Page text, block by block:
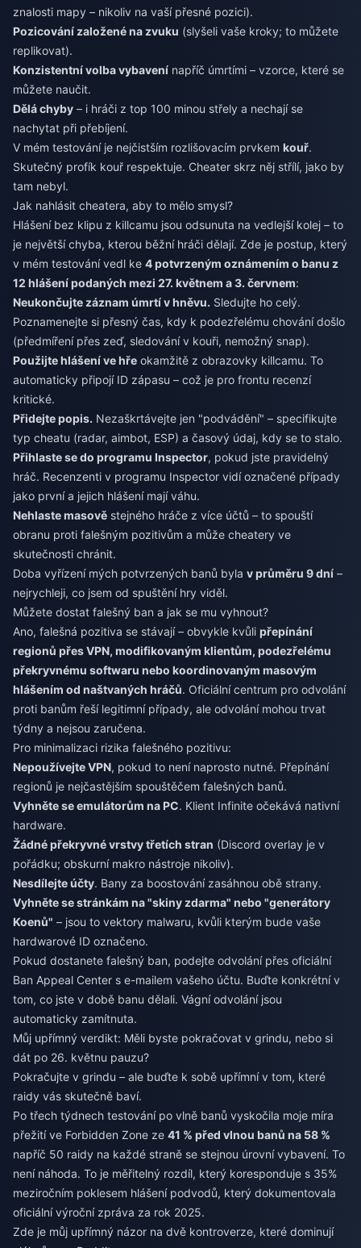
znalosti mapy – nikoliv na vaší přesné pozici).
Pozicování založené na zvuku (slyšeli vaše kroky; to můžete
replikovat).
Konzistentní volba vybavení napříč úmrtími – vzorce, které se
můžete naučit.
Dělá chyby – i hráči z top 100 minou střely a nechají se
nachytat při přebíjení.
V mém testování je nejčistším rozlišovacím prvkem kouř.
Skutečný profík kouř respektuje. Cheater skrz něj střílí, jako by
tam nebyl.
Jak nahlásit cheatera, aby to mělo smysl?
Hlášení bez klipu z killcamu jsou odsunuta na vedlejší kolej – to
je největší chyba, kterou běžní hráči dělají. Zde je postup, který
v mém testování vedl ke 4 potvrzeným oznámením o banu z
12 hlášení podaných mezi 27. květnem a 3. červnem:
Neukončujte záznam úmrtí v hněvu. Sledujte ho celý.
Poznamenejte si přesný čas, kdy k podezřelému chování došlo
(předmíření přes zeď, sledování v kouři, nemožný snap).
Použijte hlášení ve hře okamžitě z obrazovky killcamu. To
automaticky připojí ID zápasu – což je pro frontu recenzí
kritické.
Přidejte popis. Nezaškrtávejte jen "podvádění" – specifikujte
typ cheatu (radar, aimbot, ESP) a časový údaj, kdy se to stalo.
Přihlaste se do programu Inspector, pokud jste pravidelný
hráč. Recenzenti v programu Inspector vidí označené případy
jako první a jejich hlášení mají váhu.
Nehlaste masově stejného hráče z více účtů – to spouští
obranu proti falešným pozitivům a může cheatery ve
skutečnosti chránit.
Doba vyřízení mých potvrzených banů byla v průměru 9 dní –
nejrychleji, co jsem od spuštění hry viděl.
Můžete dostat falešný ban a jak se mu vyhnout?
Ano, falešná pozitiva se stávají – obvykle kvůli přepínání
regionů přes VPN, modifikovaným klientům, podezřelému
překryvnému softwaru nebo koordinovaným masovým
hlášením od naštvaných hráčů. Oficiální centrum pro odvolání
proti banům řeší legitimní případy, ale odvolání mohou trvat
týdny a nejsou zaručena.
Pro minimalizaci rizika falešného pozitivu:
Nepoužívejte VPN, pokud to není naprosto nutné. Přepínání
regionů je nejčastějším spouštěčem falešných banů.
Vyhněte se emulátorům na PC. Klient Infinite očekává nativní
hardware.
Žádné překryvné vrstvy třetích stran (Discord overlay je v
pořádku; obskurní makro nástroje nikoliv).
Nesdílejte účty. Bany za boostování zasáhnou obě strany.
Vyhněte se stránkám na "skiny zdarma" nebo "generátory
Koenů" – jsou to vektory malwaru, kvůli kterým bude vaše
hardwarové ID označeno.
Pokud dostanete falešný ban, podejte odvolání přes oficiální
Ban Appeal Center s e-mailem vašeho účtu. Buďte konkrétní v
tom, co jste v době banu dělali. Vágní odvolání jsou
automaticky zamítnuta.
Můj upřímný verdikt: Měli byste pokračovat v grindu, nebo si
dát po 26. květnu pauzu?
Pokračujte v grindu – ale buďte k sobě upřímní v tom, které
raidy vás skutečně baví.
Po třech týdnech testování po vlně banů vyskočila moje míra
přežití ve Forbidden Zone ze 41 % před vlnou banů na 58 %
napříč 50 raidy na každé straně se stejnou úrovní vybavení. To
není náhoda. To je měřitelný rozdíl, který koresponduje s 35%
meziročním poklesem hlášení podvodů, který dokumentovala
oficiální výroční zpráva za rok 2025.
Zde je můj upřímný názor na dvě kontroverze, které dominují